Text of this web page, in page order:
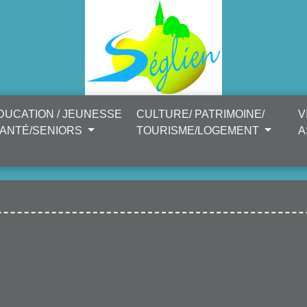
/ JEUNESSE
SENIORS
CULTURE/ PATRIMOINE/
TOURISME/LOGEMENT